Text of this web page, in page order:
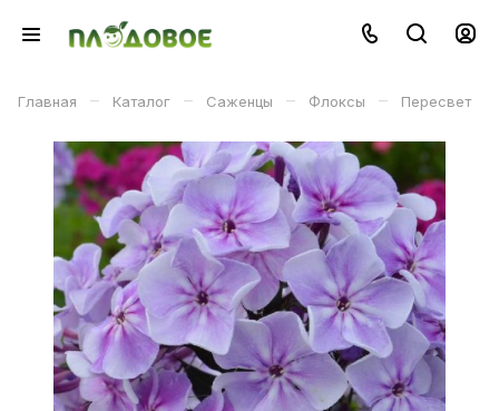
Главная – Каталог – Саженцы – Флоксы – Пересвет